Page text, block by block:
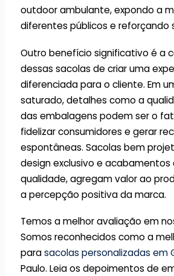
outdoor ambulante, expondo a
diferentes públicos e reforçando
Outro benefício significativo é a
dessas sacolas de criar uma
diferenciada para o cliente. Em
saturado, detalhes como a
das embalagens podem ser o
fidelizar consumidores e gerar
espontâneas. Sacolas bem
design exclusivo e acabamentos
qualidade, agregam valor ao
a percepção positiva da marca.
Temos a melhor avaliação em
Somos reconhecidos como a
parasacolas personalizadas em
Paulo. Leia os depoimentos de